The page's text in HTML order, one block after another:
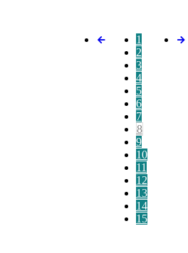
1
2
3
4
5
6
7
8
9
10
11
12
13
14
15